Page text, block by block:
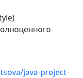
java-project-